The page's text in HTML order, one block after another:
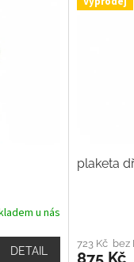
u nás
DETAIL
plaketa
723 Kč bez